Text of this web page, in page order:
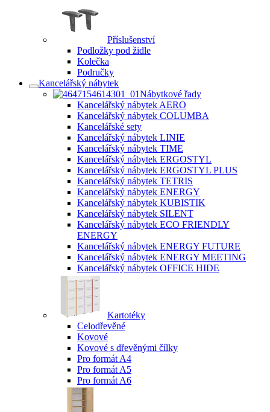
Příslušenství
Podložky pod židle
Kolečka
Područky
Kancelářský nábytek
Nábytkové řady
Kancelářský nábytek AERO
Kancelářský nábytek COLUMBA
Kancelářské sety
Kancelářský nábytek LINIE
Kancelářský nábytek TIME
Kancelářský nábytek ERGOSTYL
Kancelářský nábytek ERGOSTYL PLUS
Kancelářský nábytek TETRIS
Kancelářský nábytek ENERGY
Kancelářský nábytek KUBISTIK
Kancelářský nábytek SILENT
Kancelářský nábytek ECO FRIENDLY
ENERGY
Kancelářský nábytek ENERGY FUTURE
Kancelářský nábytek ENERGY MEETING
Kancelářský nábytek OFFICE HIDE
Kartotéky
Celodřevěné
Kovové
Kovové s dřevěnými čílky
Pro formát A4
Pro formát A5
Pro formát A6